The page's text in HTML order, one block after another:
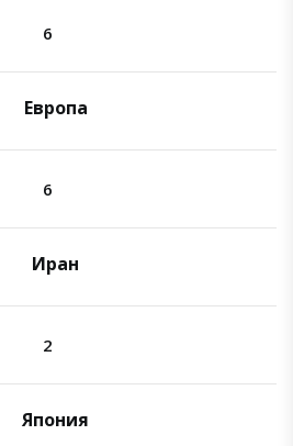
6
Европа
6
Иран
2
Япония